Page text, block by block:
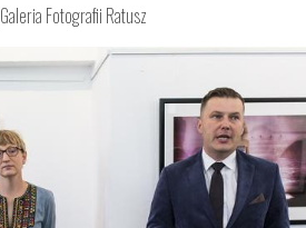
Galeria Fotografii Ratusz